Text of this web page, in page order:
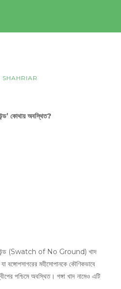
SHAHRIAR
কোথায় অবস্থিত?
(Swatch of No Ground) খাদ
বঙ্গোপসাগরের মহীসোপানকে কৌণিকভাবে
পশ্চিমে অবস্থিত। গঙ্গা খাদ নামেও এটি